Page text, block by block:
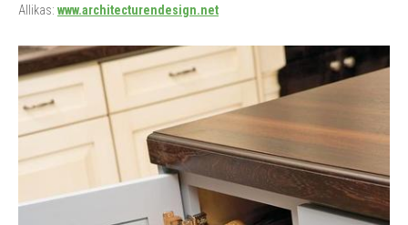
Allikas: www.architecturendesign.net